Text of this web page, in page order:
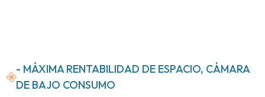
- MÁXIMA RENTABILIDAD DE ESPACIO, CÁMARA
DE BAJO CONSUMO